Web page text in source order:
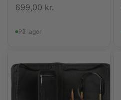
699,00 kr.
På lager